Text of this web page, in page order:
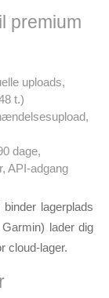
premium
uploads,
t.)
dage,
API-adgang
lagerplads
lader dig
cloud-lager.